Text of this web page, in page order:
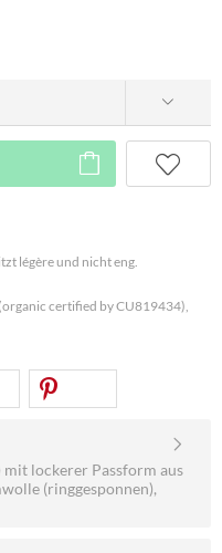
légère und nicht eng.
certified by CU819434),
mit lockerer Passform aus
(ringgesponnen),